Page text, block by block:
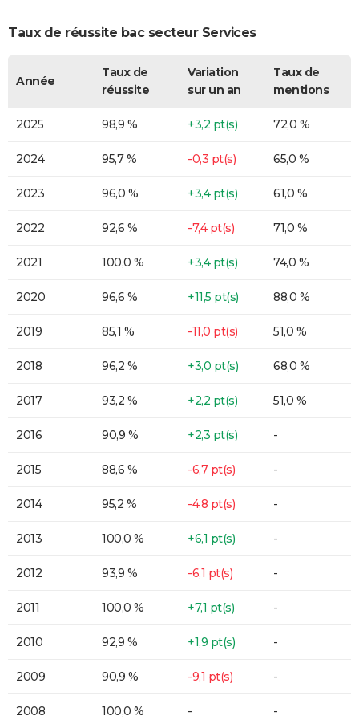
Taux de réussite bac secteur Services
Année
Taux de
réussite
Variation
sur un an
Taux de
mentions
2025 98,9 % +3,2 pt(s) 72,0 %
2024 95,7 % -0,3 pt(s) 65,0 %
2023 96,0 % +3,4 pt(s) 61,0 %
2022 92,6 % -7,4 pt(s) 71,0 %
2021 100,0 % +3,4 pt(s) 74,0 %
2020 96,6 % +11,5 pt(s) 88,0 %
2019 85,1 % -11,0 pt(s) 51,0 %
2018 96,2 % +3,0 pt(s) 68,0 %
2017 93,2 % +2,2 pt(s) 51,0 %
2016 90,9 % +2,3 pt(s) -
2015 88,6 % -6,7 pt(s) -
2014 95,2 % -4,8 pt(s) -
2013 100,0 % +6,1 pt(s) -
2012 93,9 % -6,1 pt(s) -
2011 100,0 % +7,1 pt(s) -
2010 92,9 % +1,9 pt(s) -
2009 90,9 % -9,1 pt(s) -
2008 100,0 % - -